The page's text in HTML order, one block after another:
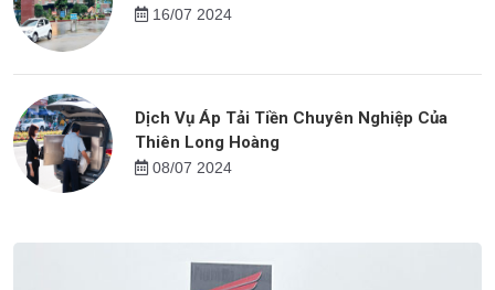
16/07 2024
Dịch Vụ Áp Tải Tiền Chuyên Nghiệp Của
Thiên Long Hoàng
08/07 2024